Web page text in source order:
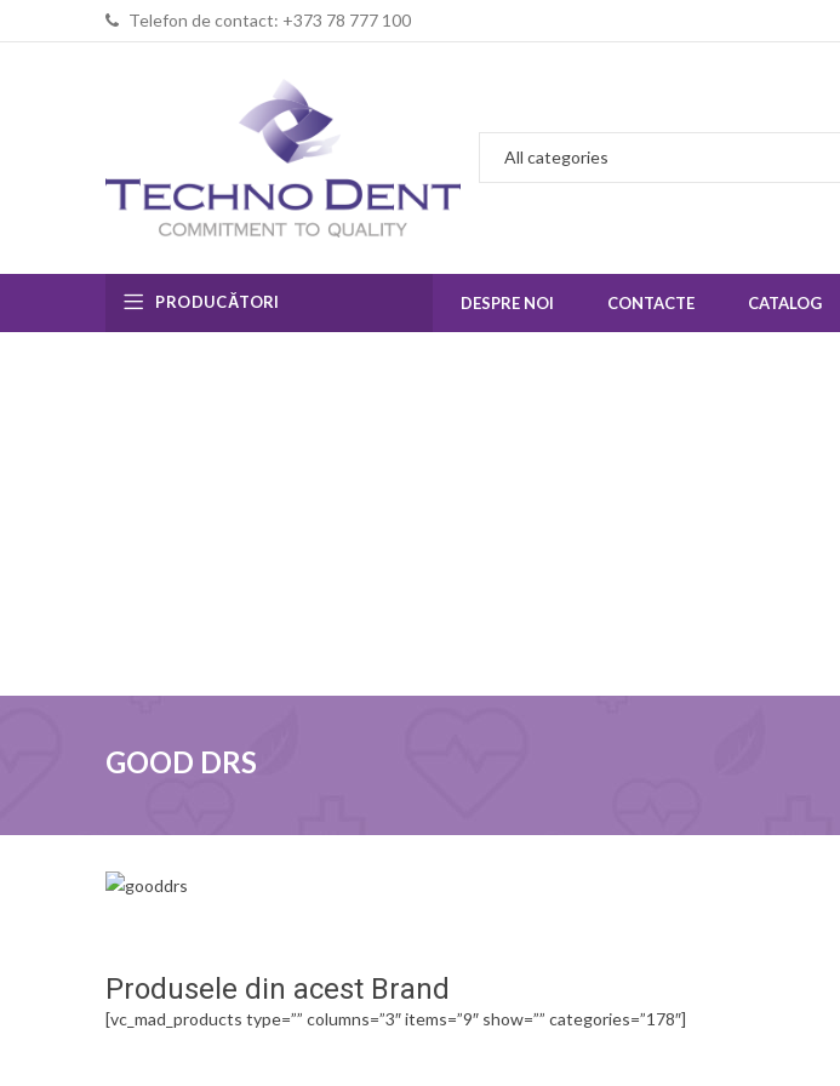
Telefon de contact: +373 78 777 100
PRODUCĂTORI DESPRE NOI CONTACTE CATALOG
GOOD DRS
Produsele din acest Brand
[vc_mad_products type=”” columns=”3″ items=”9″ show=”” categories=”178″]